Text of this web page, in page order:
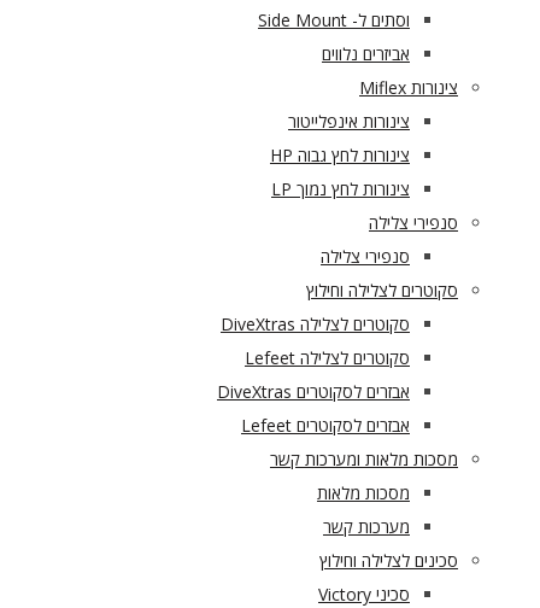
וסתים ל- Side Mount
אביזרים נלווים
צינורות Miflex
צינורות אינפלייטור
צינורות לחץ גבוה HP
צינורות לחץ נמוך LP
סנפירי צלילה
סנפירי צלילה
סקוטרים לצלילה וחילוץ
סקוטרים לצלילה DiveXtras
סקוטרים לצלילה Lefeet
אבזרים לסקוטרים DiveXtras
אבזרים לסקוטרים Lefeet
מסכות מלאות ומערכות קשר
מסכות מלאות
מערכות קשר
סכינים לצלילה וחילוץ
סכיני Victory